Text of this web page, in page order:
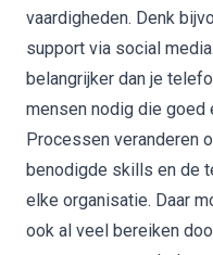
vaardigheden. Denk
support via social
belangrijker dan je
mensen nodig die goed
Processen veranderen
benodigde skills en de
elke organisatie. Daar
ook al veel bereiken